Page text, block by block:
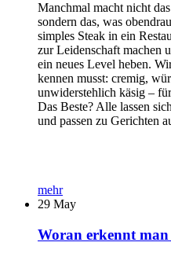
Manchmal macht nicht
sondern das, was
simples Steak in ein
zur Leidenschaft machen
ein neues Level heben.
kennen musst: cremig,
unwiderstehlich käsig –
Das Beste? Alle lassen
und passen zu Gerichten
mehr
29 May
Woran erkennt